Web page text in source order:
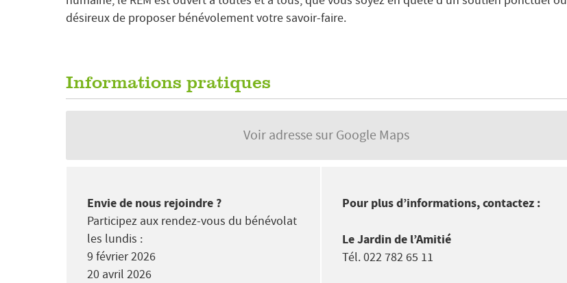
désireux de proposer bénévolement votre savoir-faire.
Informations pratiques
Voir adresse sur Google Maps
Envie de nous rejoindre ?
Participez aux rendez-vous du bénévolat
les lundis :
9 février 2026
20 avril 2026
Pour plus d’informations, contactez :
Le Jardin de l’Amitié
Tél. 022 782 65 11